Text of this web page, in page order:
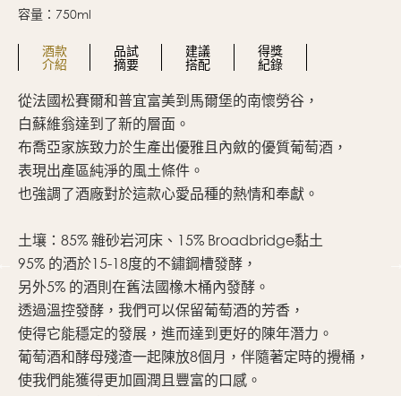
容量：750ml
酒款
介紹
品試
摘要
建議
搭配
得獎
紀錄
從法國松賽爾和普宜富美到馬爾堡的南懷勞谷，
白蘇維翁達到了新的層面。
布喬亞家族致力於生產出優雅且內斂的優質葡萄酒，
表現出產區純淨的風土條件。
也強調了酒廠對於這款心愛品種的熱情和奉獻。
土壤：85% 雜砂岩河床、15% Broadbridge黏土
95% 的酒於15-18度的不鏽鋼槽發酵，
另外5% 的酒則在舊法國橡木桶內發酵。
透過溫控發酵，我們可以保留葡萄酒的芳香，
使得它能穩定的發展，進而達到更好的陳年潛力。
葡萄酒和酵母殘渣一起陳放8個月，伴隨著定時的攪桶，
使我們能獲得更加圓潤且豐富的口感。